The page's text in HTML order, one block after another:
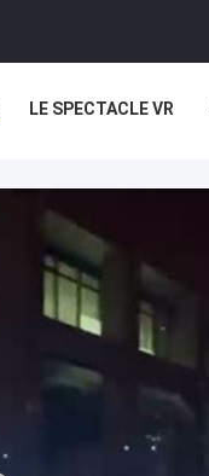
LE SPECTACLE VR